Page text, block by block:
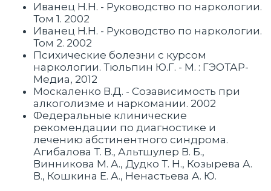
Иванец Н.Н. - Руководство по наркологии.
Том 1. 2002
Иванец Н.Н. - Руководство по наркологии.
Том 2. 2002
Психические болезни с курсом
наркологии. Тюльпин Ю.Г. - М. : ГЭОТАР-
Медиа, 2012
Москаленко В.Д. - Созависимость при
алкоголизме и наркомании. 2002
Федеральные клинические
рекомендации по диагностике и
лечению абстинентного синдрома.
Агибалова Т. В., Альтшулер В. Б.,
Винникова М. А., Дудко Т. Н., Козырева А.
В., Кошкина Е. А., Ненастьева А. Ю.